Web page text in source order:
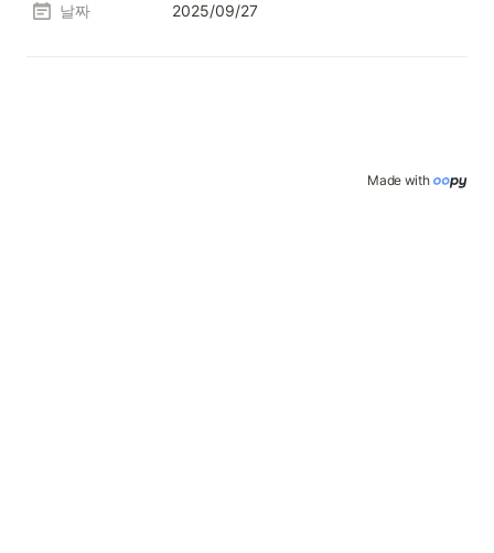
날짜 2025/09/27
Made with